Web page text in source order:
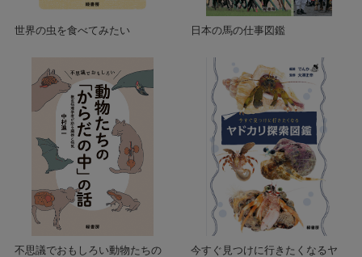
世界の虫を食べてみたい 日本の馬の仕事図鑑
不思議でおもしろい動物たちの
今すぐ見つけに行きたくなるヤ